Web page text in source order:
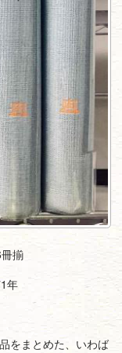
揃
年
をまとめた、いわば